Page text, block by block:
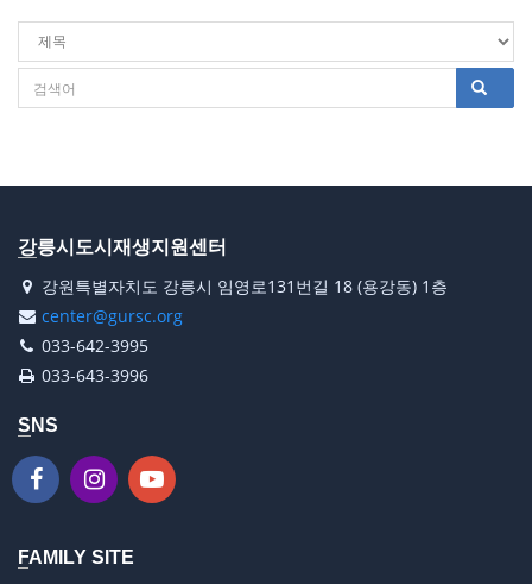
센
터
강릉시도시재생지원센터
강원특별자치도 강릉시 임영로131번길 18 (용강동) 1층
center@gursc.org
033-642-3995
033-643-3996
SNS
FAMILY SITE